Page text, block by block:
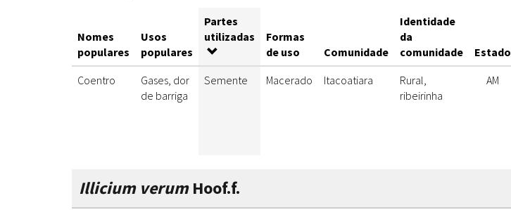
Nomes
populares
Usos
populares
Partes
utilizadas
Formas
de uso
Comunidade
Identidade
da
comunidade
Estado
Coentro
Gases, dor
de barriga
Semente Macerado Itacoatiara
Rural,
ribeirinha
AM
Illicium verumHoof.f.